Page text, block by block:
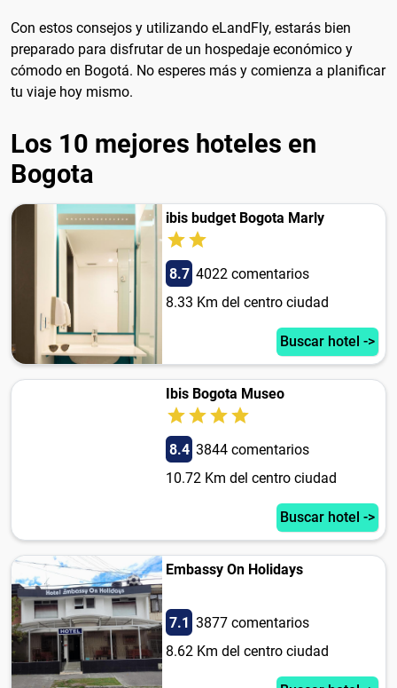
Con estos consejos y utilizando eLandFly, estarás bien
preparado para disfrutar de un hospedaje económico y
cómodo en Bogotá. No esperes más y comienza a planificar
tu viaje hoy mismo.
Los 10 mejores hoteles en
Bogota
ibis budget Bogota Marly
8.7 4022 comentarios
8.33 Km del centro ciudad
Buscar hotel ->
Ibis Bogota Museo
8.4 3844 comentarios
10.72 Km del centro ciudad
Buscar hotel ->
Embassy On Holidays
7.1 3877 comentarios
8.62 Km del centro ciudad